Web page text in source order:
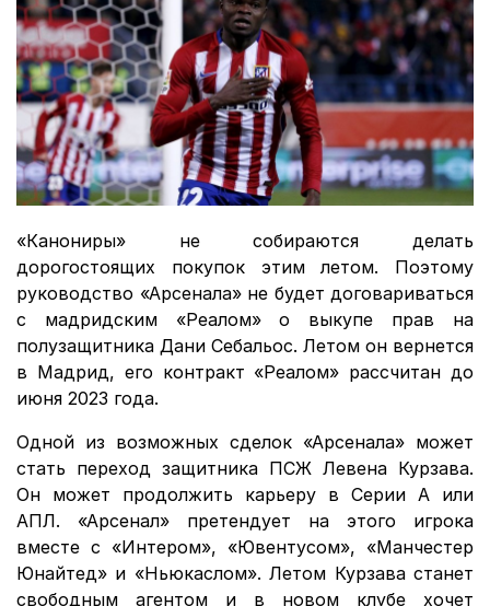
«Канониры» не собираются делать
дорогостоящих покупок этим летом. Поэтому
руководство «Арсенала» не будет договариваться
с мадридским «Реалом» о выкупе прав на
полузащитника Дани Себальос. Летом он вернется
в Мадрид, его контракт «Реалом» рассчитан до
июня 2023 года.
Одной из возможных сделок «Арсенала» может
стать переход защитника ПСЖ Левена Курзава.
Он может продолжить карьеру в Серии А или
АПЛ. «Арсенал» претендует на этого игрока
вместе с «Интером», «Ювентусом», «Манчестер
Юнайтед» и «Ньюкаслом». Летом Курзава станет
свободным агентом и в новом клубе хочет